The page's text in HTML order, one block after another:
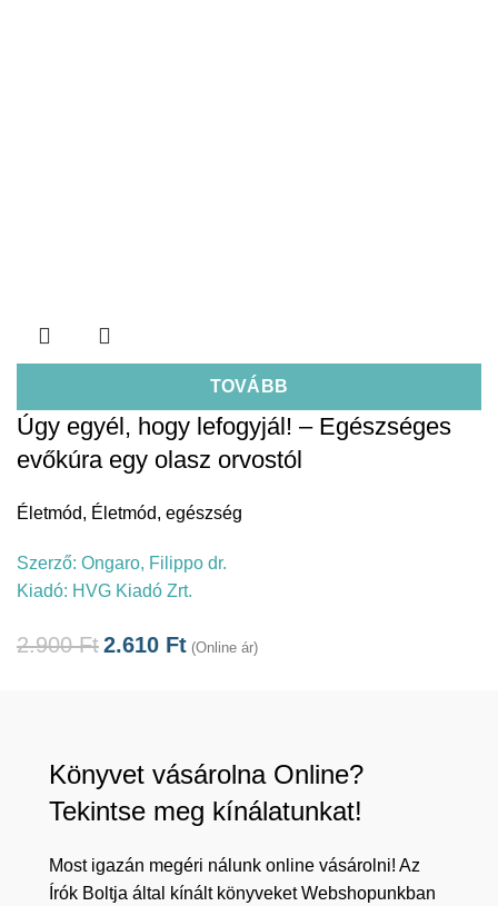
TOVÁBB
Úgy egyél, hogy lefogyjál! – Egészséges
evőkúra egy olasz orvostól
Életmód, Életmód, egészség
Szerző: Ongaro, Filippo dr.
Kiadó: HVG Kiadó Zrt.
2.900Ft2.610 Ft (Online ár)
Könyvet vásárolna Online?
Tekintse meg kínálatunkat!
Most igazán megéri nálunk online vásárolni! Az
Írók Boltja által kínált könyveket Webshopunkban